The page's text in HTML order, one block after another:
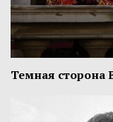
Темная сторона